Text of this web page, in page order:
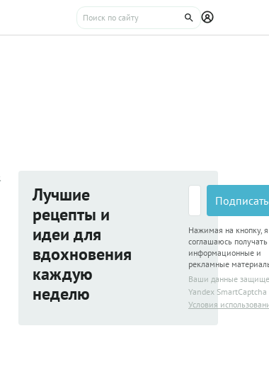
Лучшие
рецепты и
идеи для
вдохновения
каждую
неделю
Нажимая на кнопку, я
соглашаюсь получать
информационные и
рекламные
Ваши данные
Yandex SmartCaptcha
Условия